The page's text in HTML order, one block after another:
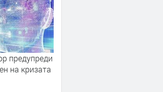
предупреди
на кризата